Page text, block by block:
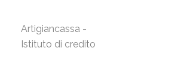
Artigiancassa -
Istituto di credito